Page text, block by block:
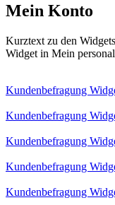
Mein Konto
Kurztext zu den
Widget in Mein
Kundenbefragung
Kundenbefragung
Kundenbefragung
Kundenbefragung
Kundenbefragung